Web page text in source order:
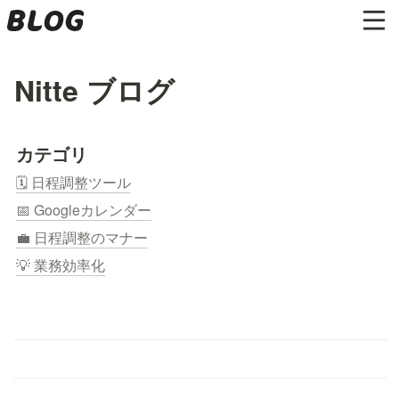
Nitte ブログ
カテゴリ
🗓 日程調整ツール
📅 Googleカレンダー
💼 日程調整のマナー
💡 業務効率化